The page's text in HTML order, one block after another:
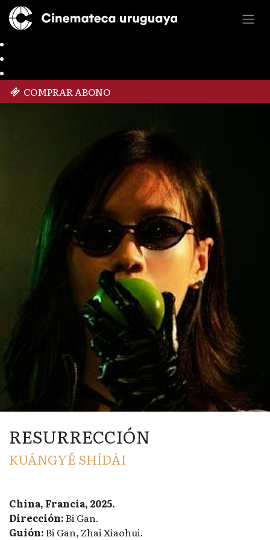
COMPRAR ABONO
RESURRECCIÓN
KUÁNGYĚ SHÍDÀI
China, Francia, 2025.
Dirección:Bi Gan.
Guión:Bi Gan, Zhai Xiaohui.